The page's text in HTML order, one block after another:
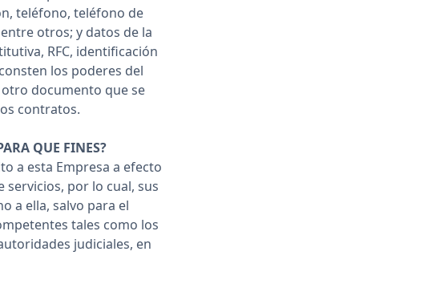
teléfono, teléfono de
otros; y datos de la
RFC, identificación
los poderes del
documento que se
contratos.
QUE FINES?
a esta Empresa a efecto
por lo cual, sus
a ella, salvo para el
tales como los
judiciales, en